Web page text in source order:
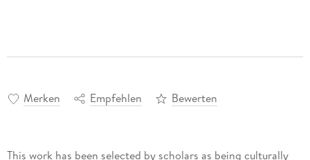
Merken Empfehlen Bewerten
This work has been selected by scholars as being culturally